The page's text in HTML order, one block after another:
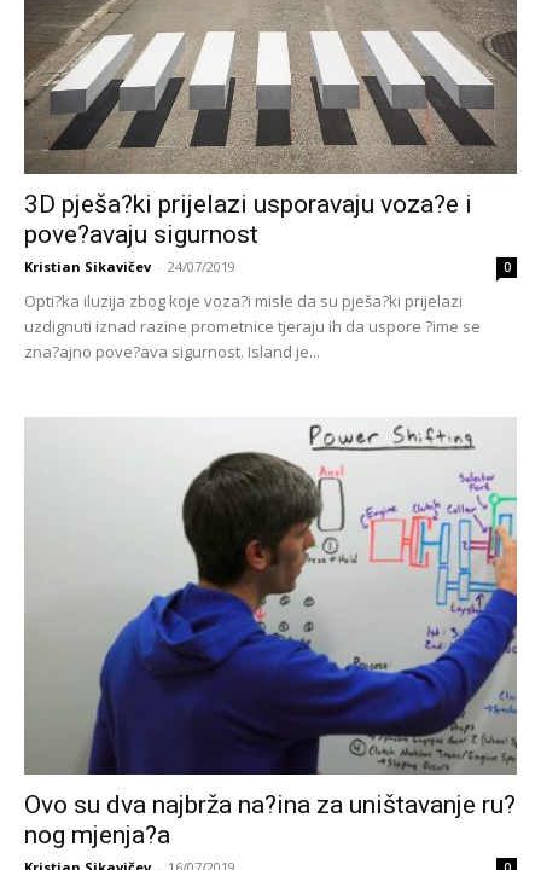
3D pješa?ki prijelazi usporavaju voza?e i
pove?avaju sigurnost
Kristian Sikavičev - 24/07/2019 0
Opti?ka iluzija zbog koje voza?i misle da su pješa?ki prijelazi
uzdignuti iznad razine prometnice tjeraju ih da uspore ?ime se
zna?ajno pove?ava sigurnost. Island je...
Ovo su dva najbrža na?ina za uništavanje ru?
nog mjenja?a